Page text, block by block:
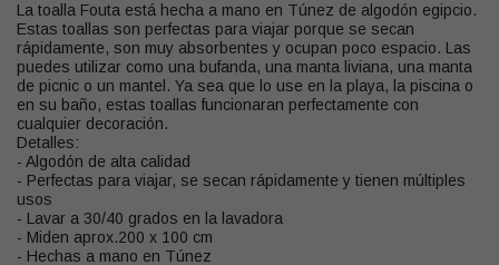
La toalla Fouta está hecha a mano en Túnez de algodón egipcio.
Estas toallas son perfectas para viajar porque se secan
rápidamente, son muy absorbentes y ocupan poco espacio. Las
puedes utilizar como una bufanda, una manta liviana, una manta
de picnic o un mantel. Ya sea que lo use en la playa, la piscina o
en su baño, estas toallas funcionaran perfectamente con
cualquier decoración.
Detalles:
- Algodón de alta calidad
- Perfectas para viajar, se secan rápidamente y tienen múltiples
usos
- Lavar a 30/40 grados en la lavadora
- Miden aprox.200 x 100 cm
- Hechas a mano en Túnez